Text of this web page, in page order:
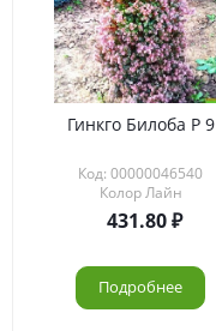
Гинкго Билоба Р 9
Код: 00000046540
Колор Лайн
431.80
Подробнее